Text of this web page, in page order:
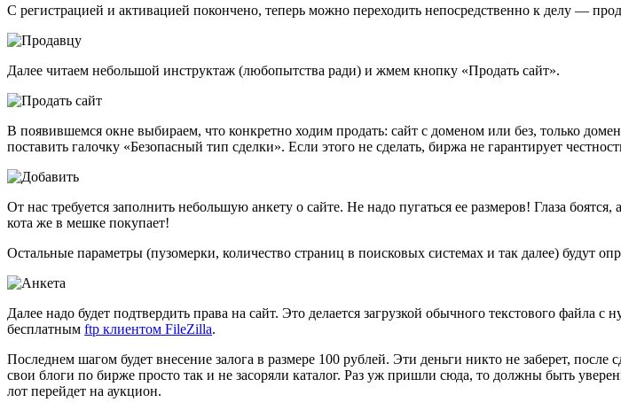
С регистрацией и активацией покончено, теперь можно переходить непосредственно к делу —
Далее читаем небольшой инструктаж (любопытства ради) и жмем кнопку «Продать сайт».
В появившемся окне выбираем, что конкретно ходим продать: сайт с доменом или без, только
поставить галочку «Безопасный тип сделки». Если этого не сделать, биржа не гарантирует
От нас требуется заполнить небольшую анкету о сайте. Не надо пугаться ее размеров! Глаза
кота же в мешке покупает!
Остальные параметры (пузомерки, количество страниц в поисковых системах и так далее) будут
Далее надо будет подтвердить права на сайт. Это делается загрузкой обычного текстового файла
бесплатным ftp клиентом FileZilla.
Последнем шагом будет внесение залога в размере 100 рублей. Эти деньги никто не заберет, после
свои блоги по бирже просто так и не засоряли каталог. Раз уж пришли сюда, то должны быть
лот перейдет на аукцион.